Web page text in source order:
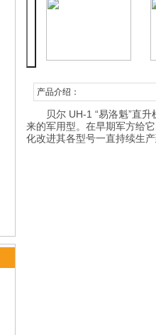
产品介绍：
贝尔 UH-1 “易洛魁”直
来的军用型。在早期军方给
化改进其各型号一直持续生